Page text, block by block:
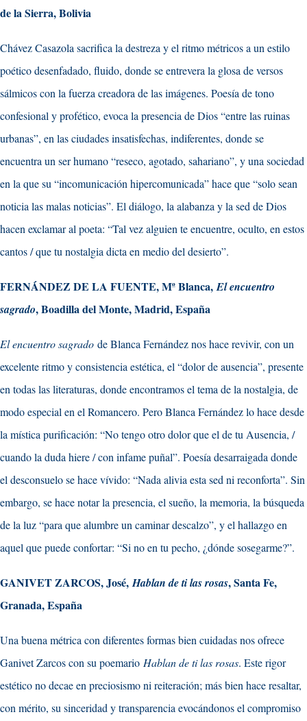
de la Sierra, Bolivia
Chávez Casazola sacrifica la destreza y el ritmo métricos a un estilo
poético desenfadado, fluido, donde se entrevera la glosa de versos
sálmicos con la fuerza creadora de las imágenes. Poesía de tono
confesional y profético, evoca la presencia de Dios “entre las ruinas
urbanas”, en las ciudades insatisfechas, indiferentes, donde se
encuentra un ser humano “reseco, agotado, sahariano”, y una sociedad
en la que su “incomunicación hipercomunicada” hace que “solo sean
noticia las malas noticias”. El diálogo, la alabanza y la sed de Dios
hacen exclamar al poeta: “Tal vez alguien te encuentre, oculto, en estos
cantos / que tu nostalgia dicta en medio del desierto”.
FERNÁNDEZ DE LA FUENTE, Mª Blanca,El encuentro
sagrado, Boadilla del Monte, Madrid, España
El encuentro sagrado de Blanca Fernández nos hace revivir, con un
excelente ritmo y consistencia estética, el “dolor de ausencia”, presente
en todas las literaturas, donde encontramos el tema de la nostalgia, de
modo especial en el Romancero. Pero Blanca Fernández lo hace desde
la mística purificación: “No tengo otro dolor que el de tu Ausencia, /
cuando la duda hiere / con infame puñal”. Poesía desarraigada donde
el desconsuelo se hace vívido: “Nada alivia esta sed ni reconforta”. Sin
embargo, se hace notar la presencia, el sueño, la memoria, la búsqueda
de la luz “para que alumbre un caminar descalzo”, y el hallazgo en
aquel que puede confortar: “Si no en tu pecho, ¿dónde sosegarme?”.
GANIVET ZARCOS, José,Hablan de ti las rosas, Santa Fe,
Granada, España
Una buena métrica con diferentes formas bien cuidadas nos ofrece
Ganivet Zarcos con su poemario Hablan de ti las rosas. Este rigor
estético no decae en preciosismo ni reiteración; más bien hace resaltar,
con mérito, su sinceridad y transparencia evocándonos el compromiso